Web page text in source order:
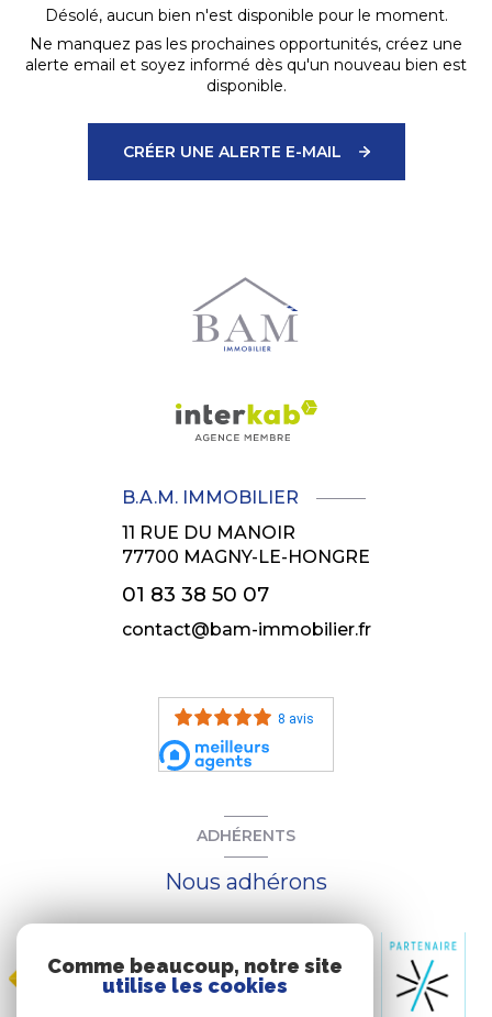
Désolé, aucun bien n'est disponible pour le moment.
Ne manquez pas les prochaines opportunités, créez une
alerte email et soyez informé dès qu'un nouveau bien est
disponible.
CRÉER UNE ALERTE E-MAIL
B.A.M. IMMOBILIER
11 RUE DU MANOIR
77700 MAGNY-LE-HONGRE
01 83 38 50 07
contact@bam-immobilier.fr
8 avis
ADHÉRENTS
Nous adhérons
Comme beaucoup, notre site
utilise les cookies